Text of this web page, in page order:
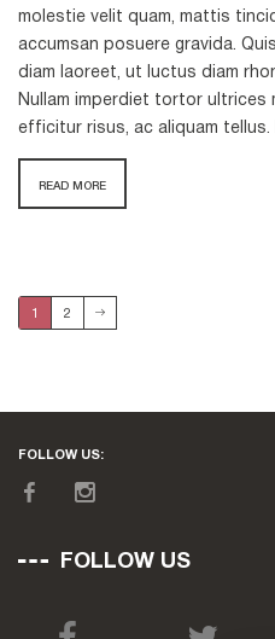
molestie velit quam, mattis
accumsan posuere gravida.
diam laoreet, ut luctus diam
Nullam imperdiet tortor ultrices
efficitur risus, ac aliquam tellus.
READ MORE
1 2
FOLLOW US:
FOLLOW US